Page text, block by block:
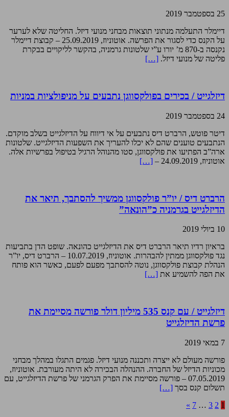
25 בספטמבר 2019
דיימלר התעלמה מנתוני תוצאות מבחני מנועי דיזל. החליטה שלא לערער
על הקנס כדי לסגור את הפרשה. אוטוניוז, 25.09.2019 – קבוצת דיימלר
נקנסה ב-870 מ’ יורו ע”י שלטונות גרמניה, בהקשר לליקויים בבקרת
פליטה של מנועי דיזל. […]
דיזלגייט / בכירים בפולקסווגן נתבעים על מניפולציות במניות
24 בספטמבר 2019
דיטר פוטש, הרברט דיס נתבעים על אי דיווח על הדיזלגייט בשלב מוקדם.
הנתבעים טוענים שהם לא יכלו להעריך את השפעות הדיזלגייט. שלטונות
ארה”ב הפתיעו את פולקסווגן, סטו מהנוהל הרגיל בטיפול בפרשיות אלה.
אוטוניוז, 24.09.2019 –
[…]
הרברט דיס / יו”ר פולקסווגן ממשיך להסתבך, תיאר את
הדיזלגייט בגרמניה כ”הונאה”
10 ביולי 2019
בראיון רדיו תיאר הרברט דיס את הדיזלגייט כהונאה. שופט הדן בתביעות
נגד פולקסווגן ממתין להבהרות. אוטוניוז, 10.07.2019 – הרברט דיס, יו”ר
הנהלת קבוצת פולקסווגן, נוטה להסתבך מפעם לפעם, כאשר הוא פותח
את הפה להשמיע את […]
דיזלגייט / עם קנס 535 מיליון דולר פורשה מסיימת את
פרשת הדיזלגייט
7 במאי 2019
פורשה מעולם לא ייצרה ותכננה מנועי דיזל. פגמים התגלו במהלך מבחני
מכוניות הדיזל של החברה. ההנהלה הבכירה לא היתה מעורבת. אוטוניוז,
07.05.2019 – פורשה מסיימת את הפרק הגרמני של פרשת הדיזלגייט, עם
תשלום קנס בסך […]
1
2
3
…
7
»